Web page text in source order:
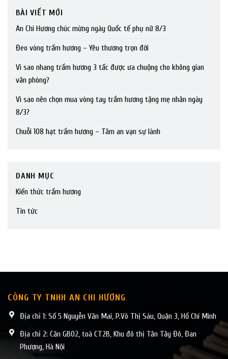
BÀI VIẾT MỚI
An Chi Hương chúc mừng ngày Quốc tế phụ nữ 8/3
Đeo vòng trầm hương – Yêu thương trọn đời
Vì sao nhang trầm hương 3 tấc được ưa chuộng cho không gian
văn phòng?
Vì sao nên chọn mua vòng tay trầm hương tặng mẹ nhân ngày
8/3?
Chuỗi 108 hạt trầm hương – Tâm an vạn sự lành
DANH MỤC
Kiến thức trầm hương
Tin tức
CÔNG TY TNHH AN CHI HƯƠNG
Địa chỉ 1: Số 5 Nguyễn Văn Mai, P.Võ Thị Sáu, Quận 3, Hồ Chí Minh
Địa chỉ 2: Căn GB02, toà CT2B, Khu đô thị Tân Tây Đô, Đan
Phượng, Hà Nội